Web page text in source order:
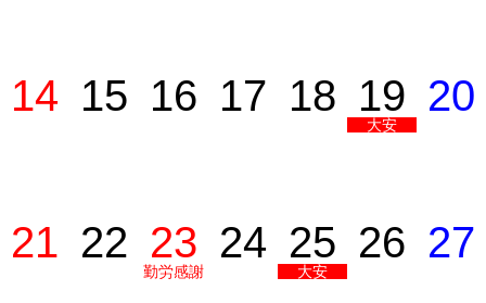
14 15 16 17 18 19
大安
20
21 22 23
勤労感謝
24 25
大安
26 27